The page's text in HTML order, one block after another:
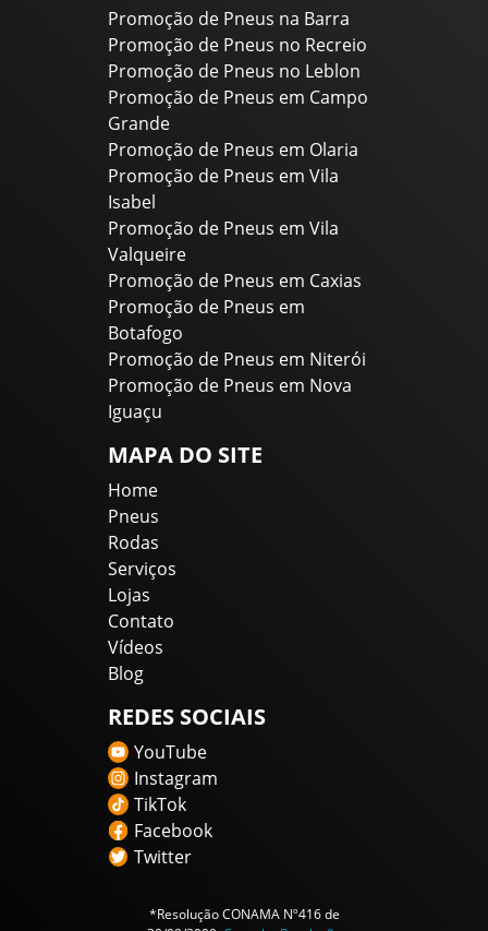
Promoção de Pneus na Barra
Promoção de Pneus no Recreio
Promoção de Pneus no Leblon
Promoção de Pneus em Campo
Grande
Promoção de Pneus em Olaria
Promoção de Pneus em Vila
Isabel
Promoção de Pneus em Vila
Valqueire
Promoção de Pneus em Caxias
Promoção de Pneus em
Botafogo
Promoção de Pneus em Niterói
Promoção de Pneus em Nova
Iguaçu
MAPA DO SITE
Home
Pneus
Rodas
Serviços
Lojas
Contato
Vídeos
Blog
REDES SOCIAIS
YouTube
Instagram
TikTok
Facebook
Twitter
*Resolução CONAMA Nº416 de